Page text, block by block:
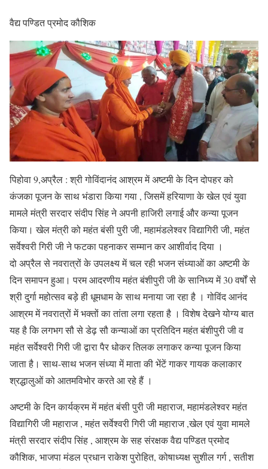
वैद्य पण्डित प्रमोद कौशिक
पिहोवा 9,अप्रैल : श्री गोविंदानंद आश्रम में अष्टमी के दिन दोपहर को
कंजका पूजन के साथ भंडारा किया गया , जिसमें हरियाणा के खेल एवं युवा
मामले मंत्री सरदार संदीप सिंह ने अपनी हाजिरी लगाई और कन्या पूजन
किया। खेल मंत्री को महंत बंसी पुरी जी, महामंडलेश्वर विद्यागिरी जी, महंत
सर्वेश्वरी गिरी जी ने फटका पहनाकर सम्मान कर आशीर्वाद दिया ।
दो अप्रैल से नवरात्रों के उपलक्ष्य में चल रही भजन संध्याओं का अष्टमी के
दिन समापन हुआ। परम आदरणीय महंत बंशीपुरी जी के सानिध्य में 30 वर्षों से
श्री दुर्गा महोत्सव बड़े ही धूमधाम के साथ मनाया जा रहा है । गोविंद आनंद
आश्रम में नवरात्रों में भक्तों का तांता लगा रहता है । विशेष देखने योग्य बात
यह है कि लगभग सौ से डेढ़ सौ कन्याओं का प्रतिदिन महंत बंशीपुरी जी व
महंत सर्वेश्वरी गिरी जी द्वारा पैर धोकर तिलक लगाकर कन्या पूजन किया
जाता है। साथ-साथ भजन संध्या में माता की भेंटें गाकर गायक कलाकार
श्रद्धालुओं को आतमविभोर करते आ रहे हैं ।
अष्टमी के दिन कार्यक्रम में महंत बंसी पुरी जी महाराज, महामंडलेश्वर महंत
विद्यागिरी जी महाराज , महंत सर्वेश्वरी गिरी जी महाराज ,खेल एवं युवा मामले
मंत्री सरदार संदीप सिंह , आश्रम के सह संरक्षक वैद्य पण्डित प्रमोद
कौशिक, भाजपा मंडल प्रधान राकेश पुरोहित, कोषाध्यक्ष सुशील गर्ग , सतीश